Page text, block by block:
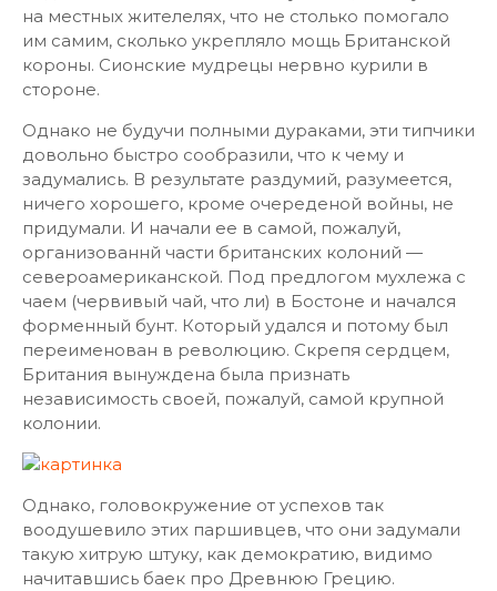
на местных жителелях, что не столько помогало
им самим, сколько укрепляло мощь Британской
короны. Сионские мудрецы нервно курили в
стороне.
Однако не будучи полными дураками, эти типчики
довольно быстро сообразили, что к чему и
задумались. В результате раздумий, разумеется,
ничего хорошего, кроме очереденой войны, не
придумали. И начали ее в самой, пожалуй,
организованнй части британских колоний —
североамериканской. Под предлогом мухлежа с
чаем (червивый чай, что ли) в Бостоне и начался
форменный бунт. Который удался и потому был
переименован в революцию. Скрепя сердцем,
Британия вынуждена была признать
независимость своей, пожалуй, самой крупной
колонии.
Однако, головокружение от успехов так
воодушевило этих паршивцев, что они задумали
такую хитрую штуку, как демократию, видимо
начитавшись баек про Древнюю Грецию.